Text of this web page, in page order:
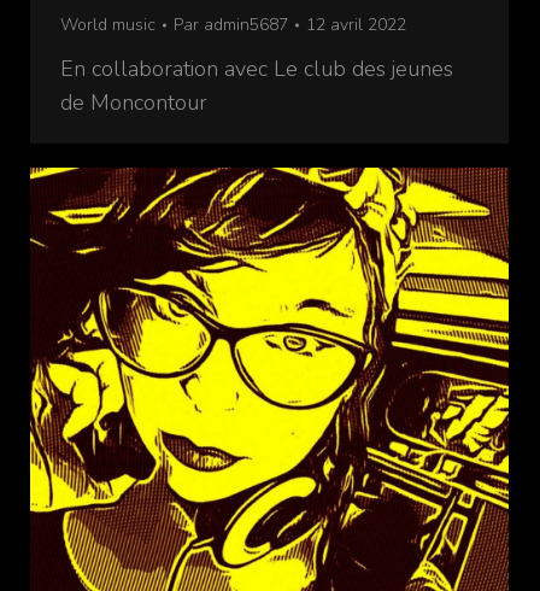
World music Par admin5687 12 avril 2022
En collaboration avec Le club des jeunes
de Moncontour